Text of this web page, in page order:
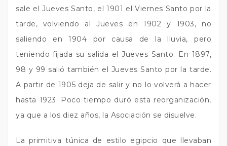
sale el Jueves Santo, el 1901 el Viernes Santo por la
tarde, volviendo al Jueves en 1902 y 1903, no
saliendo en 1904 por causa de la lluvia, pero
teniendo fijada su salida el Jueves Santo. En 1897,
98 y 99 salió también el Jueves Santo por la tarde.
A partir de 1905 deja de salir y no lo volverá a hacer
hasta 1923. Poco tiempo duró esta reorganización,
ya que a los diez años, la Asociación se disuelve.
La primitiva túnica de estilo egipcio que llevaban